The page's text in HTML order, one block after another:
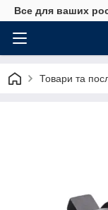
Все для ваших
Товари та